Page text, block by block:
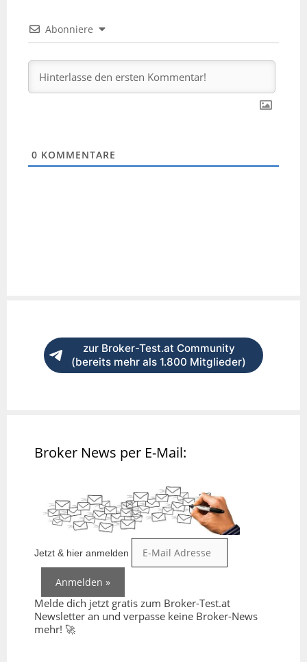
Abonniere
0 KOMMENTARE
zur Broker-Test.at Community
(bereits mehr als 1.800 Mitglieder)
Broker News per E-Mail:
Jetzt & hier anmelden
Melde dich jetzt gratis zum Broker-Test.at
Newsletter an und verpasse keine Broker-News
mehr! 🚀